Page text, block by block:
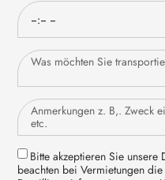
Bitte akzeptieren Sie unsere
beachten bei Vermietungen